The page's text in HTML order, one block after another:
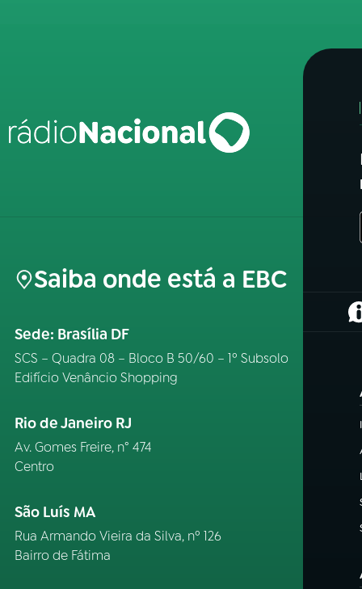
Saiba onde está a EBC
Sede: Brasília DF
SCS – Quadra 08 – Bloco B 50/60 – 1º Subsolo
Edifício Venâncio Shopping
Rio de Janeiro RJ
Av. Gomes Freire, n° 474
Centro
São Luís MA
Rua Armando Vieira da Silva, nº 126
Bairro de Fátima